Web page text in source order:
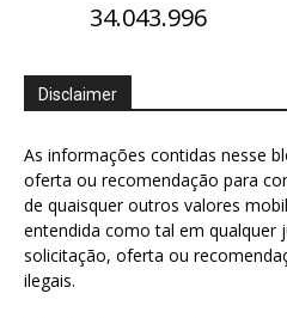
34.043.996
Disclaimer
As informações contidas nesse
oferta ou recomendação para
de quaisquer outros valores
entendida como tal em qualquer
solicitação, oferta ou
ilegais.